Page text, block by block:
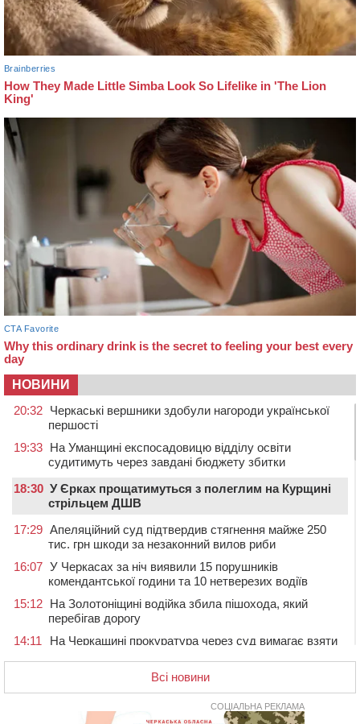
НОВИНИ
20:32 Черкаські вершники здобули нагороди української
першості
19:33 На Уманщині експосадовицю відділу освіти
судитимуть через завдані бюджету збитки
18:30 У Єрках прощатимуться з полеглим на Курщині
стрільцем ДШВ
17:29 Апеляційний суд підтвердив стягнення майже 250
тис. грн шкоди за незаконний вилов риби
16:07 У Черкасах за ніч виявили 15 порушників
комендантської години та 10 нетверезих водіїв
15:12 На Золотоніщині водійка збила пішохода, який
перебігав дорогу
14:11
На Черкащині прокуратура через суд вимагає взяти
У Смілі біля магазину під колесами вантажівки
загинула жінка
У Черкасах пропонують для приватизації
Всі новини
СОЦІАЛЬНА РЕКЛАМА